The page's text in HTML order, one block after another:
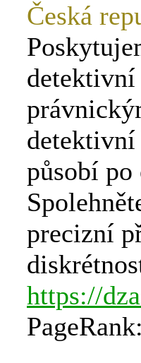
Česká
detektivní
působí
precizní
https://